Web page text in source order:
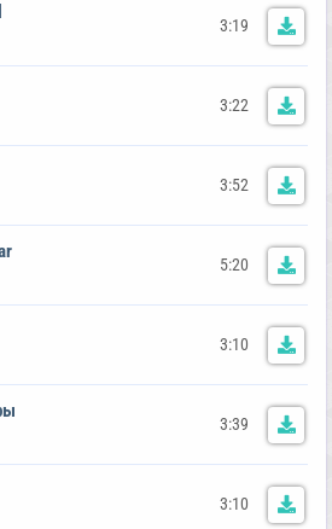
3:19
3:22
3:52
5:20
3:10
3:39
3:10